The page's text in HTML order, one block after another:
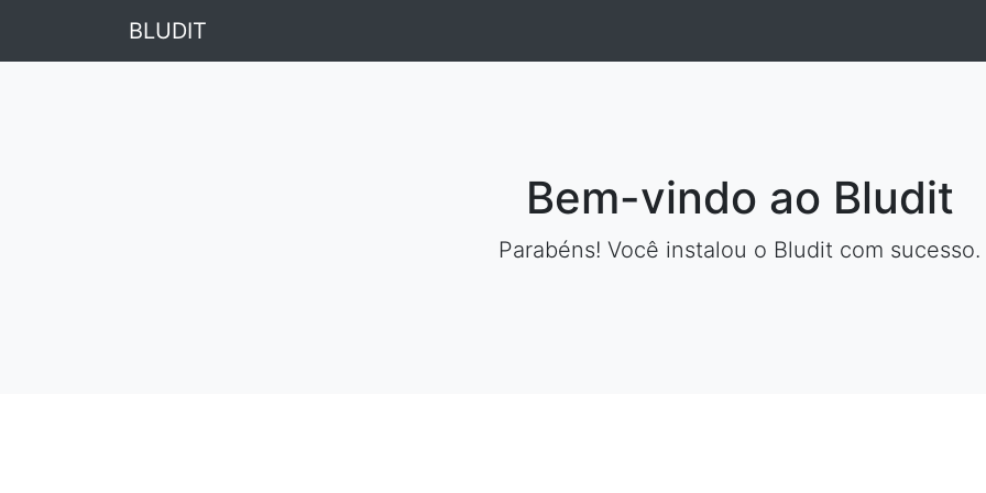
BLUDIT
Bem-vindo ao Bludit
Parabéns! Você instalou o Bludit com sucesso.